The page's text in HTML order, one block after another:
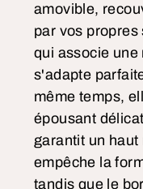
amovible,
par vos
qui associe une
s'adapte
même temps,
épousant
garantit un
empêche la
tandis que le